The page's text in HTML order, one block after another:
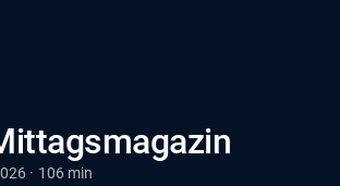
· 106 min